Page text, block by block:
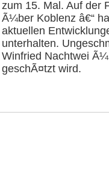
zum 15. Mal. Auf der
Ã¼ber Koblenz â€“
aktuellen
unterhalten.
Winfried Nachtwei
geschÃ¤tzt wird.